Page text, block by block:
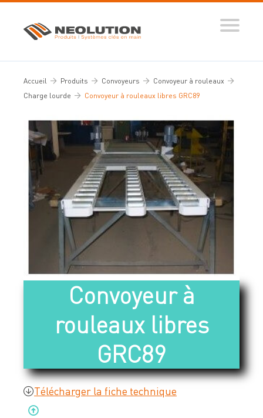
Produits
Ingénierie des flux
Nos réalisations
Tous nos conseils
Dictionnaire de la manutention
Guide de sélection
Vidéos
Devis & contact
À propos de Neolution
Qui sommes-nous
Références clients
Témoignages
Accueil Produits Convoyeurs
Convoyeur à rouleaux
Charge lourde
Convoyeur à rouleaux libres GRC89
Convoyeur à
rouleaux libres
GRC89
Télécharger la fiche technique